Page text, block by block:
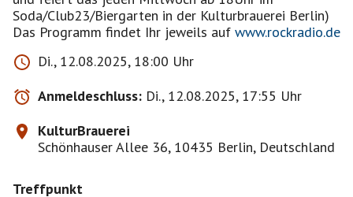
Soda/Club23/Biergarten in der Kulturbrauerei Berlin)
Das Programm findet Ihr jeweils auf www.rockradio.de
Di., 12.08.2025, 18:00 Uhr
Anmeldeschluss: Di., 12.08.2025, 17:55 Uhr
KulturBrauerei
Schönhauser Allee 36, 10435 Berlin, Deutschland
Treffpunkt